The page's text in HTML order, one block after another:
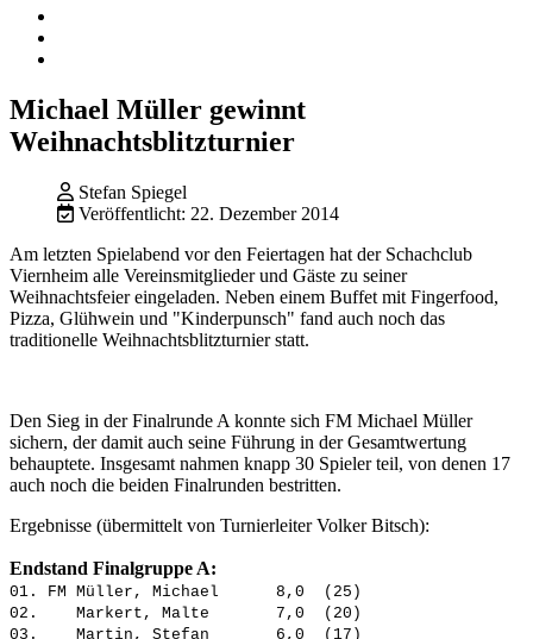
Michael Müller gewinnt
Weihnachtsblitzturnier
Stefan Spiegel
Veröffentlicht: 22. Dezember 2014
Am letzten Spielabend vor den Feiertagen hat der Schachclub
Viernheim alle Vereinsmitglieder und Gäste zu seiner
Weihnachtsfeier eingeladen. Neben einem Buffet mit Fingerfood,
Pizza, Glühwein und "Kinderpunsch" fand auch noch das
traditionelle Weihnachtsblitzturnier statt.
Den Sieg in der Finalrunde A konnte sich FM Michael Müller
sichern, der damit auch seine Führung in der Gesamtwertung
behauptete. Insgesamt nahmen knapp 30 Spieler teil, von denen 17
auch noch die beiden Finalrunden bestritten.
Ergebnisse (übermittelt von Turnierleiter Volker Bitsch):
Endstand Finalgruppe A:
01. FM Müller, Michael 8,0 (25)
02. Markert, Malte 7,0 (20)
03. Martin, Stefan 6,0 (17)